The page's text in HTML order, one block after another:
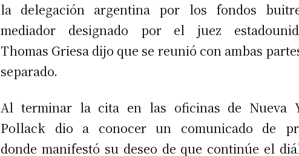
la delegación argentina por los fondos
mediador designado por el juez
Thomas Griesa dijo que se reunió con ambas
separado.
Al terminar la cita en las oficinas de Nueva
Pollack dio a conocer un comunicado de
donde manifestó su deseo de que continúe el